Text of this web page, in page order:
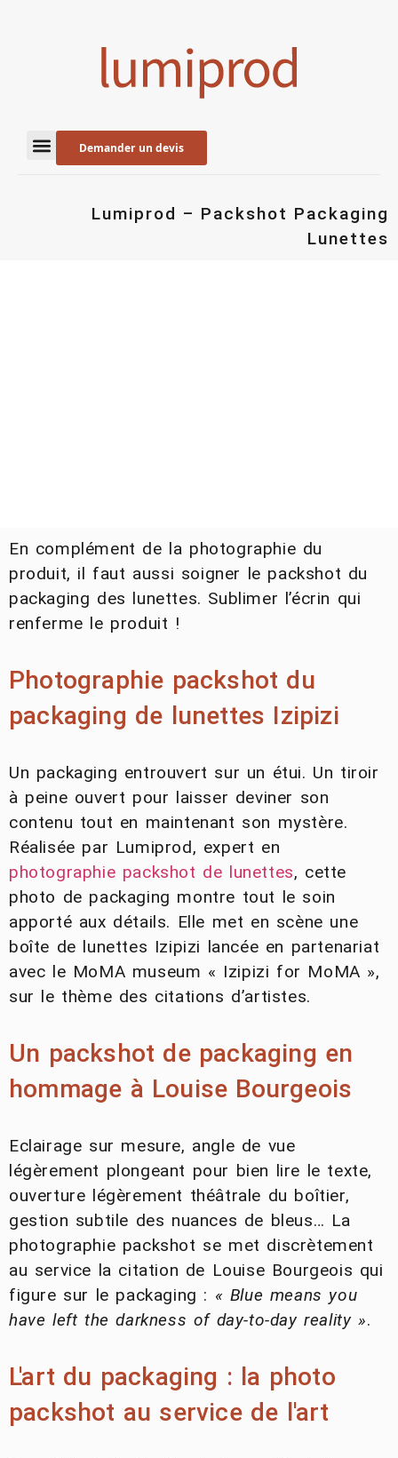
Demander un devis
Lumiprod – Packshot Packaging
Lunettes
En complément de la photographie du
produit, il faut aussi soigner le packshot du
packaging des lunettes. Sublimer l’écrin qui
renferme le produit !
Photographie packshot du
packaging de lunettes Izipizi
Un packaging entrouvert sur un étui. Un tiroir
à peine ouvert pour laisser deviner son
contenu tout en maintenant son mystère.
Réalisée par Lumiprod, expert en
photographie packshot de lunettes, cette
photo de packaging montre tout le soin
apporté aux détails. Elle met en scène une
boîte de lunettes Izipizi lancée en partenariat
avec le MoMA museum « Izipizi for MoMA »,
sur le thème des citations d’artistes.
Un packshot de packaging en
hommage à Louise Bourgeois
Eclairage sur mesure, angle de vue
légèrement plongeant pour bien lire le texte,
ouverture légèrement théâtrale du boîtier,
gestion subtile des nuances de bleus… La
photographie packshot se met discrètement
au service la citation de Louise Bourgeois qui
figure sur le packaging : « Blue means you
have left the darkness of day-to-day reality ».
L'art du packaging : la photo
packshot au service de l'art